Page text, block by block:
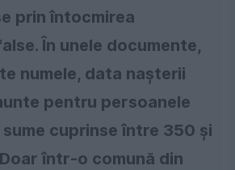
prin întocmirea
În unele documente,
numele, data naşterii
pentru persoanele
cuprinse între 350 și
într-o comună din